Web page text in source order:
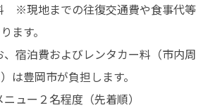
※現地までの往復交通費や食事代等
ます。
およびレンタカー料（市内周
は豊岡市が負担します。
ュー２名程度（先着順）